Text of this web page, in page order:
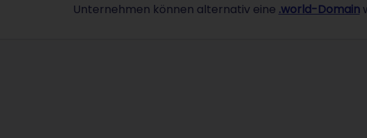
Unternehmen können alternativ eine .world-Domain